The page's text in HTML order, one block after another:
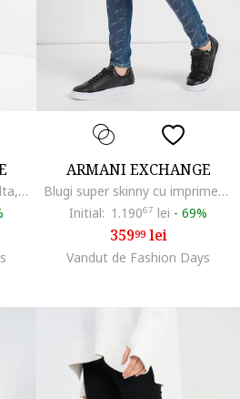
Blugi relaxed fit cu talie inalta, Albastru deschis melange
ARMANI EXCHANGE
Blugi super skinny cu imprimeu logo, Albastru
Initial: 1.19067 lei - 69%
35999lei
Vandut de Fashion Days